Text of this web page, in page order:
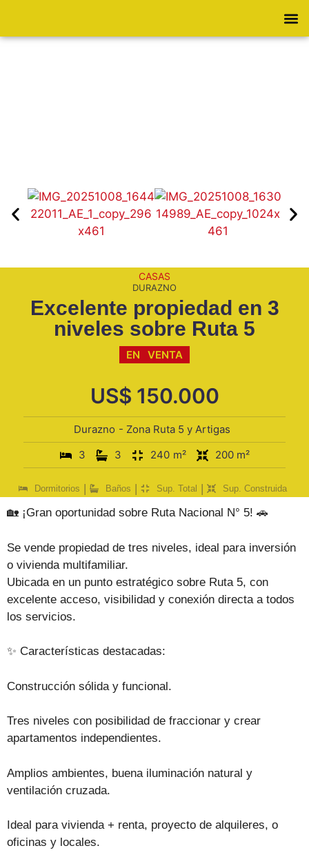
CASAS
DURAZNO
Excelente propiedad en 3
niveles sobre Ruta 5
EN VENTA
US$ 150.000
Durazno - Zona Ruta 5 y Artigas
3
3 240 m² 200 m²
Dormitorios | Baños | Sup. Total | Sup. Construida
🏡 ¡Gran oportunidad sobre Ruta Nacional N° 5! 🚗
Se vende propiedad de tres niveles, ideal para inversión
o vivienda multifamiliar.
Ubicada en un punto estratégico sobre Ruta 5, con
excelente acceso, visibilidad y conexión directa a todos
los servicios.
✨ Características destacadas:
Construcción sólida y funcional.
Tres niveles con posibilidad de fraccionar y crear
apartamentos independientes.
Amplios ambientes, buena iluminación natural y
ventilación cruzada.
Ideal para vivienda + renta, proyecto de alquileres, o
oficinas y locales.